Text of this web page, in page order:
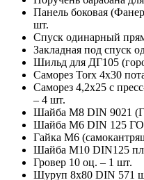
Панель боковая
шт.
Спуск одинарный
Закладная под спуск
Шильд для ДГ105
Саморез Torx 4х30
Саморез 4,2х25 с
– 4 шт.
Шайба М8 DIN 9021
Шайба М6 DIN 125
Гайка М6
Шайба М10 DIN125
Гровер 10 оц. – 1 шт.
Шуруп 8х80 DIN 571